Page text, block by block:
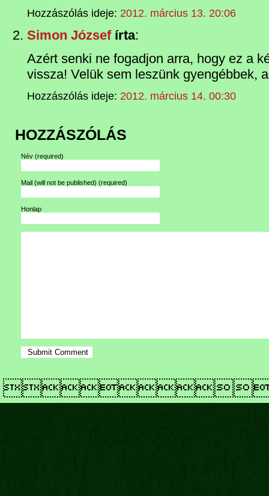
Hozzászólás ideje: 2012. március 13. 20:06
Simon Józsefírta:
Azért senki ne fogadjon arra, hogy ez a
vissza! Velük sem leszünk gyengébbek,
Hozzászólás ideje: 2012. március 14. 00:30
HOZZÁSZÓLÁS
Név (required)
Mail (will not be published) (required)
Honlap